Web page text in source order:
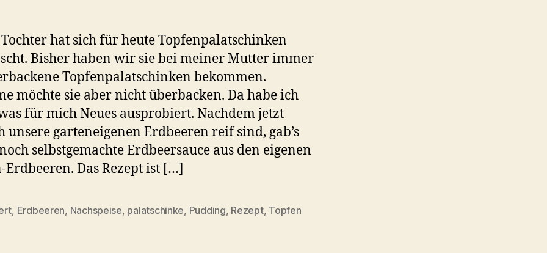
hat sich für heute Topfenpalatschinken
Bisher haben wir sie bei meiner Mutter immer
Topfenpalatschinken bekommen.
möchte sie aber nicht überbacken. Da habe ich
für mich Neues ausprobiert. Nachdem jetzt
unsere garteneigenen Erdbeeren reif sind, gab’s
selbstgemachte Erdbeersauce aus den eigenen
Erdbeeren. Das Rezept ist […]
, Erdbeeren, Nachspeise, palatschinke, Pudding, Rezept, Topfen